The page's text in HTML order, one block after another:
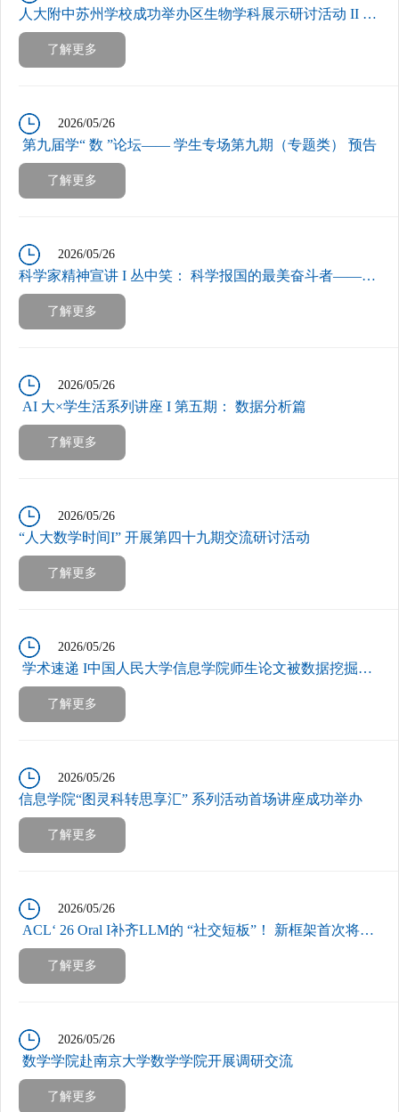
人大附中苏州学校成功举办区生物学科展示研讨活动 II 党员先锋 好课放样 学科育人 技术赋能
了解更多
2026/05/26
第九届学“ 数 ”论坛—— 学生专场第九期（专题类） 预告
了解更多
2026/05/26
科学家精神宣讲 I 丛中笑： 科学报国的最美奋斗者——“ 当代毕昇” 王选
了解更多
2026/05/26
AI 大×学生活系列讲座 I 第五期： 数据分析篇
了解更多
2026/05/26
“人大数学时间I” 开展第四十九期交流研讨活动
了解更多
2026/05/26
学术速递 I中国人民大学信息学院师生论文被数据挖掘领域顶会KDD 2026录用
了解更多
2026/05/26
信息学院“图灵科转思享汇” 系列活动首场讲座成功举办
了解更多
2026/05/26
ACL‘ 26 Oral I补齐LLM的 “社交短板”！ 新框架首次将图数据作为监督信号...
了解更多
2026/05/26
数学学院赴南京大学数学学院开展调研交流
了解更多